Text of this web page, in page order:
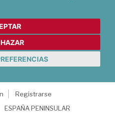
Registrarse
ESPAÑA PENINSULAR